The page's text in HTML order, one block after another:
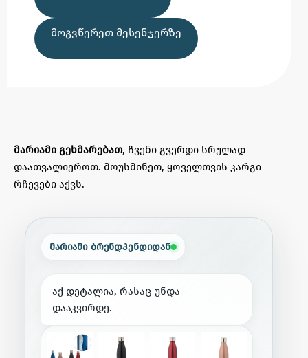
ᲛᲝᲒᲕᲬᲔᲠᲔᲗ ᲛᲔᲡᲔᲜᲯᲔᲠᲖᲔ
მარიამი გეხმარებათ, ჩვენი გვერდი სრულად
დაათვალიეროთ. მოუსმინეთ, ყოველთვის კარგი
რჩევები აქვს.
მარიამი ბრენდჰენდიდან
აქ დეტალია, რასაც უნდა
დააკვირდე.